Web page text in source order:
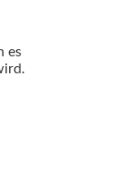
es